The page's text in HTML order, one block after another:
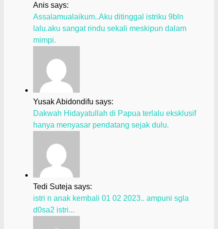
Anis says:
Assalamualaikum..Aku ditinggal istriku 9bln
lalu.aku sangat rindu sekali meskipun dalam
mimpi.
Yusak Abidondifu says:
Dakwah Hidayatullah di Papua terlalu eksklusif
hanya menyasar pendatang sejak dulu.
Tedi Suteja says:
istri n anak kembali 01 02 2023.. ampuni sgla
d0sa2 istri...